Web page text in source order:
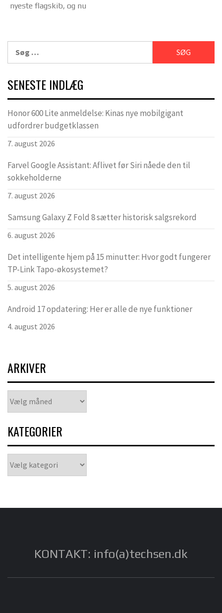
nyeste flagskib, og nu
efter:
SENESTE INDLÆG
Honor 600 Lite anmeldelse: Kinas nye mobilgigant
udfordrer budgetklassen
7. august 2026
Farvel Google Assistant: Aflivet før Siri nåede den til
sokkeholderne
7. august 2026
Samsung Galaxy Z Fold 8 sætter historisk salgsrekord
6. august 2026
Det intelligente hjem på 15 minutter: Hvor godt fungerer
TP-Link Tapo-økosystemet?
5. august 2026
Android 17 opdatering: Her er alle de nye funktioner
4. august 2026
ARKIVER
KATEGORIER
KONTAKT: info(a)techsen.dk